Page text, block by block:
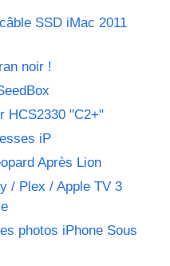
SSD iMac 2011
noir !
HCS2330 "C2+"
iP
Après Lion
/ Plex / Apple TV 3
photos iPhone Sous